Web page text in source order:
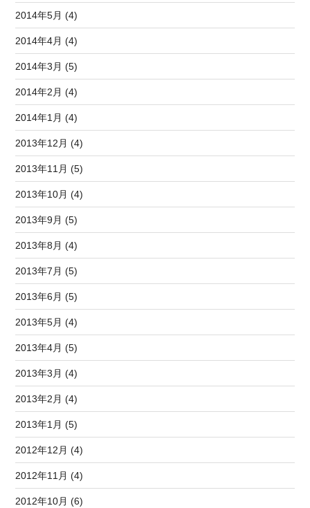
2014年5月 (4)
2014年4月 (4)
2014年3月 (5)
2014年2月 (4)
2014年1月 (4)
2013年12月 (4)
2013年11月 (5)
2013年10月 (4)
2013年9月 (5)
2013年8月 (4)
2013年7月 (5)
2013年6月 (5)
2013年5月 (4)
2013年4月 (5)
2013年3月 (4)
2013年2月 (4)
2013年1月 (5)
2012年12月 (4)
2012年11月 (4)
2012年10月 (6)